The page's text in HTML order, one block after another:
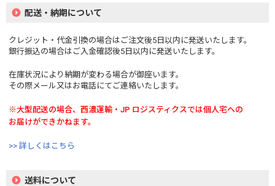
配送・納期について
クレジット・代金引換の場合はご注文後5日以内に発送いたします。
銀行振込の場合はご入金確認後5日以内に発送いたします。
在庫状況により納期が変わる場合が御座います。
その際メール又はお電話にてご連絡いたします。
※大型配送の場合、西濃運輸・JP ロジスティクスでは個人宅への
お届けができかねます。
>> 詳しくはこちら
送料について